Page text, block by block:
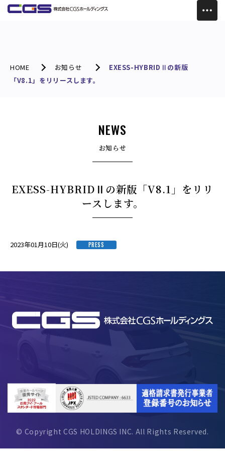
HOME お知らせ
EXESS-HYBRIDⅡの新版
「V8.1」をリリースします。
NEWS
お知らせ
EXESS-HYBRIDⅡの新版「V8.1」をリリ
ースします。
2023年01月10日(火) PRESS
© Copyright CGS HOLDINGS INC. All Rights Reserved.